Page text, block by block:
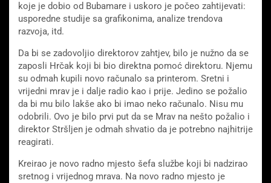
koje je dobio od Bubamare i uskoro je počeo zahtijevati:
usporedne studije sa grafikonima, analize trendova
razvoja, itd.
Da bi se zadovoljio direktorov zahtjev, bilo je nužno da se
zaposli Hrčak koji bi bio direktna pomoć direktoru. Njemu
su odmah kupili novo računalo sa printerom. Sretni i
vrijedni mrav je i dalje radio kao i prije. Jedino se požalio
da bi mu bilo lakše ako bi imao neko računalo. Nisu mu
odobrili. Ovo je bilo prvi put da se Mrav na nešto požalio i
direktor Stršljen je odmah shvatio da je potrebno najhitrije
reagirati.
Kreirao je novo radno mjesto šefa službe koji bi nadzirao
sretnog i vrijednog mrava. Na novo radno mjesto je